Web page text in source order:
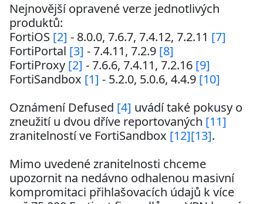
Nejnovější opravené verze jednotlivých
produktů:
FortiOS [2] - 8.0.0, 7.6.7, 7.4.12, 7.2.11 [7]
FortiPortal [3] - 7.4.11, 7.2.9 [8]
FortiProxy [2] - 7.6.6, 7.4.11, 7.2.16 [9]
FortiSandbox [1] - 5.2.0, 5.0.6, 4.4.9 [10]
Oznámení Defused [4] uvádí také pokusy o
zneužití u dvou dříve reportovaných [11]
zranitelností ve FortiSandbox [12][13].
Mimo uvedené zranitelnosti chceme
upozornit na nedávno odhalenou masivní
kompromitaci přihlašovacích údajů k více